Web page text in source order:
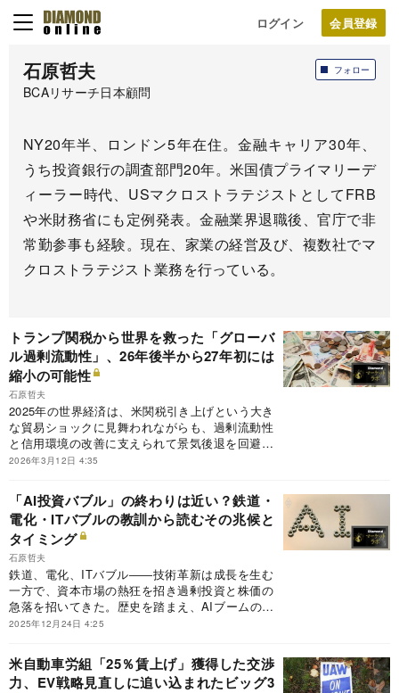
ログイン
フォロー
石原哲夫
BCAリサーチ日本顧問
NY20年半、ロンドン5年在住。金融キャリア30年、
うち投資銀行の調査部門20年。米国債プライマリーデ
ィーラー時代、USマクロストラテジストとしてFRB
や米財務省にも定例発表。金融業界退職後、官庁で非
常勤参事も経験。現在、家業の経営及び、複数社でマ
クロストラテジスト業務を行っている。
トランプ関税から世界を救った「グローバ
ル過剰流動性」、26年後半から27年初には
縮小の可能性
石原哲夫
2025年の世界経済は、米関税引き上げという大き
な貿易ショックに見舞われながらも、過剰流動性
と信用環境の改善に支えられて景気後退を回避し
た。株高と資源高を支えたこの資金環境は、なお
レ再燃やドル反発、中国資金の還流などをきっか
けに、26年末から27年初にかけて潮目が変わる可
能性がある。
2026年3月12日 4:35
「AI投資バブル」の終わりは近い？鉄道・
電化・ITバブルの教訓から読むその兆候と
タイミング
石原哲夫
鉄道、電化、ITバブル――技術革新は成長を生む
一方で、資本市場の熱狂を招き過剰投資と株価の
急落を招いてきた。歴史を踏まえ、AIブームの持
続性とリスクを検証する。普及のS字カーブ、価
ク、崩壊後の景気悪化という五つの教訓から、転
換点は近いと読む。
2025年12月24日 4:25
米自動車労組「25％賃上げ」獲得した交渉
力、EV戦略見直しに追い込まれたビッグ3